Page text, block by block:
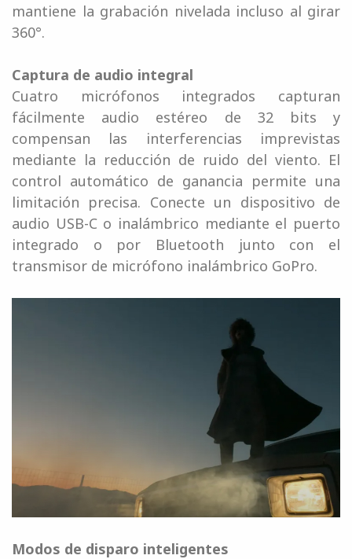
mantiene la grabación nivelada incluso al girar
360°.
Captura de audio integral
Cuatro micrófonos integrados capturan
fácilmente audio estéreo de 32 bits y
compensan las interferencias imprevistas
mediante la reducción de ruido del viento. El
control automático de ganancia permite una
limitación precisa. Conecte un dispositivo de
audio USB-C o inalámbrico mediante el puerto
integrado o por Bluetooth junto con el
transmisor de micrófono inalámbrico GoPro.
Modos de disparo inteligentes